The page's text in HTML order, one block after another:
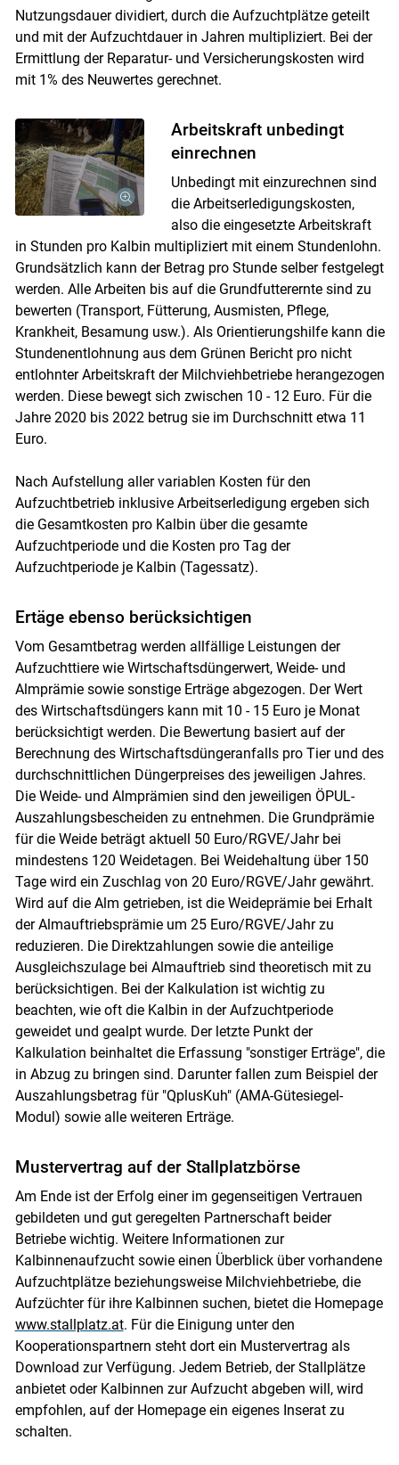
Nutzungsdauer dividiert, durch die Aufzuchtplätze geteilt
und mit der Aufzuchtdauer in Jahren multipliziert. Bei der
Ermittlung der Reparatur- und Versicherungskosten wird
mit 1% des Neuwertes gerechnet.
Arbeitskraft unbedingt
einrechnen
Unbedingt mit einzurechnen sind
die Arbeitserledigungskosten,
also die eingesetzte Arbeitskraft
in Stunden pro Kalbin multipliziert mit einem Stundenlohn.
Grundsätzlich kann der Betrag pro Stunde selber festgelegt
werden. Alle Arbeiten bis auf die Grundfutterernte sind zu
bewerten (Transport, Fütterung, Ausmisten, Pflege,
Krankheit, Besamung usw.). Als Orientierungshilfe kann die
Stundenentlohnung aus dem Grünen Bericht pro nicht
entlohnter Arbeitskraft der Milchviehbetriebe herangezogen
werden. Diese bewegt sich zwischen 10 - 12 Euro. Für die
Jahre 2020 bis 2022 betrug sie im Durchschnitt etwa 11
Euro.
Nach Aufstellung aller variablen Kosten für den
Aufzuchtbetrieb inklusive Arbeitserledigung ergeben sich
die Gesamtkosten pro Kalbin über die gesamte
Aufzuchtperiode und die Kosten pro Tag der
Aufzuchtperiode je Kalbin (Tagessatz).
Ertäge ebenso berücksichtigen
Vom Gesamtbetrag werden allfällige Leistungen der
Aufzuchttiere wie Wirtschaftsdüngerwert, Weide- und
Almprämie sowie sonstige Erträge abgezogen. Der Wert
des Wirtschaftsdüngers kann mit 10 - 15 Euro je Monat
berücksichtigt werden. Die Bewertung basiert auf der
Berechnung des Wirtschaftsdüngeranfalls pro Tier und des
durchschnittlichen Düngerpreises des jeweiligen Jahres.
Die Weide- und Almprämien sind den jeweiligen ÖPUL-
Auszahlungsbescheiden zu entnehmen. Die Grundprämie
für die Weide beträgt aktuell 50 Euro/RGVE/Jahr bei
mindestens 120 Weidetagen. Bei Weidehaltung über 150
Tage wird ein Zuschlag von 20 Euro/RGVE/Jahr gewährt.
Wird auf die Alm getrieben, ist die Weideprämie bei Erhalt
der Almauftriebsprämie um 25 Euro/RGVE/Jahr zu
reduzieren. Die Direktzahlungen sowie die anteilige
Ausgleichszulage bei Almauftrieb sind theoretisch mit zu
berücksichtigen. Bei der Kalkulation ist wichtig zu
beachten, wie oft die Kalbin in der Aufzuchtperiode
geweidet und gealpt wurde. Der letzte Punkt der
Kalkulation beinhaltet die Erfassung "sonstiger Erträge", die
in Abzug zu bringen sind. Darunter fallen zum Beispiel der
Auszahlungsbetrag für "QplusKuh" (AMA-Gütesiegel-
Modul) sowie alle weiteren Erträge.
Mustervertrag auf der Stallplatzbörse
Am Ende ist der Erfolg einer im gegenseitigen Vertrauen
gebildeten und gut geregelten Partnerschaft beider
Betriebe wichtig. Weitere Informationen zur
Kalbinnenaufzucht sowie einen Überblick über vorhandene
Aufzuchtplätze beziehungsweise Milchviehbetriebe, die
Aufzüchter für ihre Kalbinnen suchen, bietet die Homepage
www.stallplatz.at. Für die Einigung unter den
Kooperationspartnern steht dort ein Mustervertrag als
Download zur Verfügung. Jedem Betrieb, der Stallplätze
anbietet oder Kalbinnen zur Aufzucht abgeben will, wird
empfohlen, auf der Homepage ein eigenes Inserat zu
schalten.